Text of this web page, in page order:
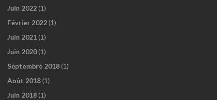
Juin 2022 (1)
Février 2022 (1)
Juin 2021 (1)
Juin 2020(1)
Septembre 2018 (1)
Août 2018 (1)
Juin 2018 (1)